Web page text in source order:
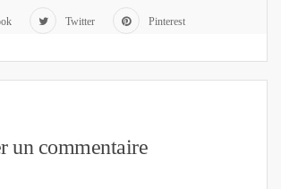
Twitter Pinterest
un commentaire